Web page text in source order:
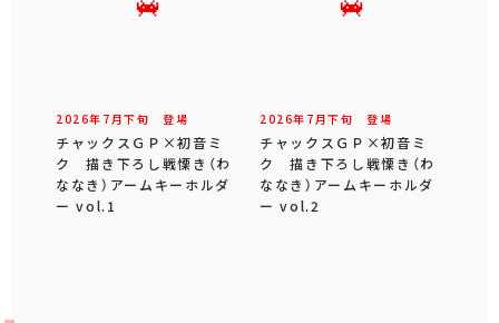
2026年 7 月下旬 登場
チャックスＧＰ×初音ミ
ク 描き下ろし戦慄き（わ
ななき）アームキーホルダ
ー vol.1
2026年 7 月下旬 登場
チャックスＧＰ×初音ミ
ク 描き下ろし戦慄き（わ
ななき）アームキーホルダ
ー vol.2